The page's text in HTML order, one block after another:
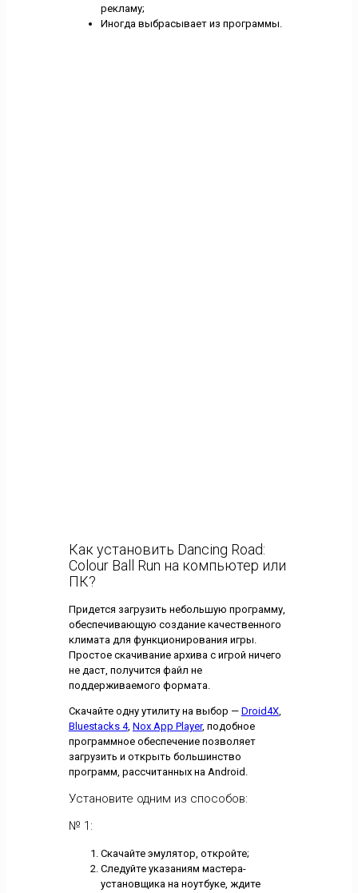
рекламу;
Иногда выбрасывает из программы.
Как установить Dancing Road:
Colour Ball Run на компьютер или
ПК?
Придется загрузить небольшую программу,
обеспечивающую создание качественного
климата для функционирования игры.
Простое скачивание архива с игрой ничего
не даст, получится файл не
поддерживаемого формата.
Скачайте одну утилиту на выбор — Droid4X,
Bluestacks 4, Nox App Player, подобное
программное обеспечение позволяет
загрузить и открыть большинство
программ, рассчитанных на Android.
Установите одним из способов:
№ 1:
Скачайте эмулятор, откройте;
Следуйте указаниям мастера-
установщика на ноутбуке, ждите